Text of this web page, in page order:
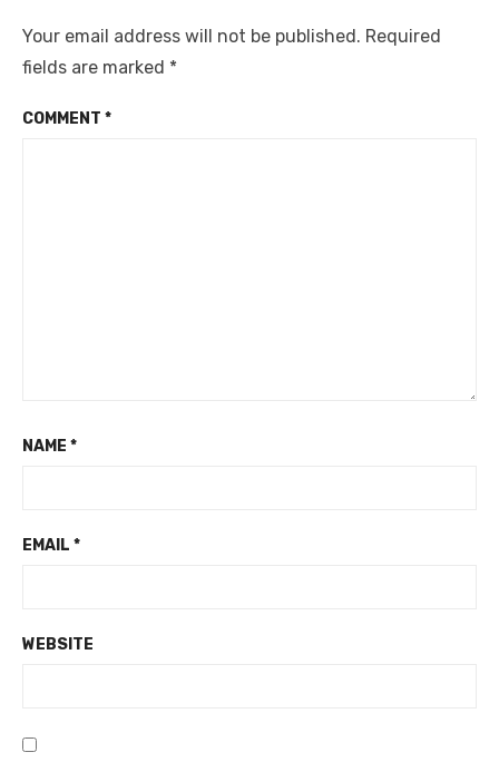
Your email address will not be published. Required
fields are marked *
COMMENT *
NAME *
EMAIL *
WEBSITE